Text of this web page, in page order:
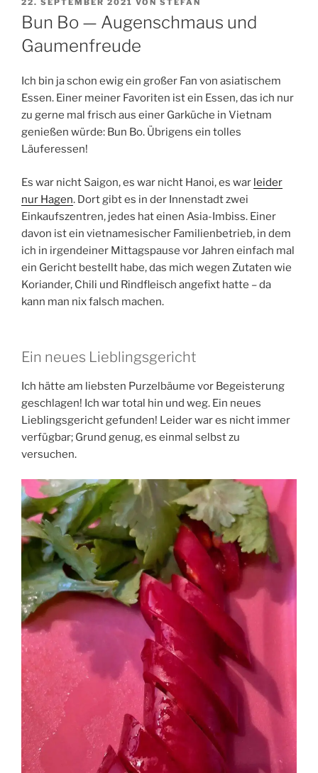
AM
22. SEPTEMBER 2021 VON STEFAN
Bun Bo — Augenschmaus und
Gaumenfreude
Ich bin ja schon ewig ein großer Fan von asiatischem
Essen. Einer meiner Favoriten ist ein Essen, das ich nur
zu gerne mal frisch aus einer Garküche in Vietnam
genießen würde: Bun Bo. Übrigens ein tolles
Läuferessen!
Es war nicht Saigon, es war nicht Hanoi, es war leider
nur Hagen. Dort gibt es in der Innenstadt zwei
Einkaufszentren, jedes hat einen Asia-Imbiss. Einer
davon ist ein vietnamesischer Familienbetrieb, in dem
ich in irgendeiner Mittagspause vor Jahren einfach mal
ein Gericht bestellt habe, das mich wegen Zutaten wie
Koriander, Chili und Rindfleisch angefixt hatte – da
kann man nix falsch machen.
Ein neues Lieblingsgericht
Ich hätte am liebsten Purzelbäume vor Begeisterung
geschlagen! Ich war total hin und weg. Ein neues
Lieblingsgericht gefunden! Leider war es nicht immer
verfügbar; Grund genug, es einmal selbst zu
versuchen.